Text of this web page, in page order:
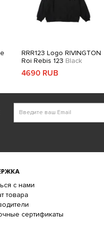
RRR123 Logo RIVINGTON
Roi Rebis 123 Black
4690 RUB
с нами
товара
сертификаты